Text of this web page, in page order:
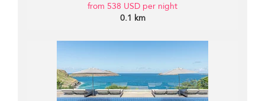
from 538 USD per night
0.1 km